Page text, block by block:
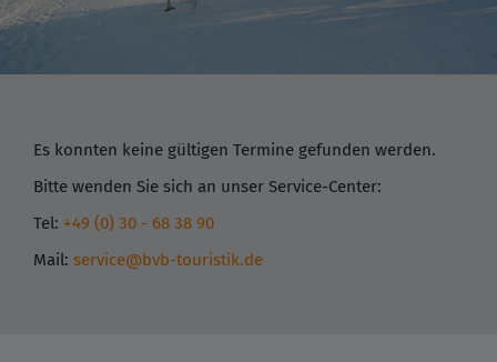
Es konnten keine gültigen Termine gefunden werden.
Bitte wenden Sie sich an unser Service-Center:
Tel: +49 (0) 30 - 68 38 90
Mail: service@bvb-touristik.de